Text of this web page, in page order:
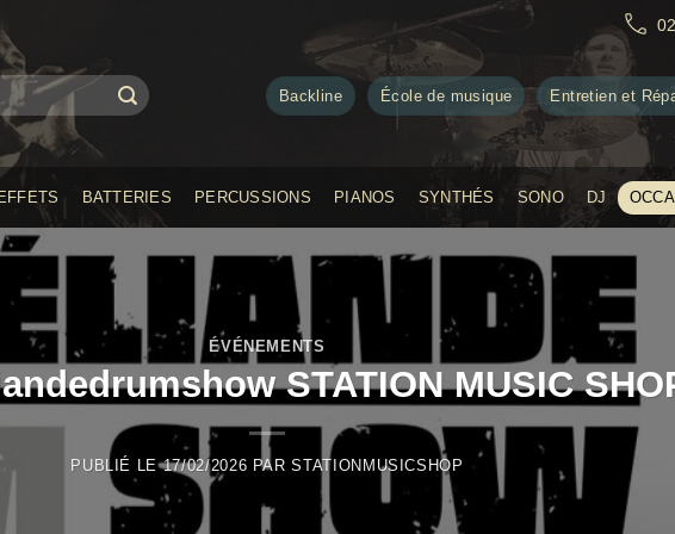
Backline École de musique Entretien et
BATTERIES PERCUSSIONS PIANOS SYNTHÉS SONO DJ
ÉVÉNEMENTS
STATION MUSIC
PUBLIÉ LE17/02/2026 PARSTATIONMUSICSHOP